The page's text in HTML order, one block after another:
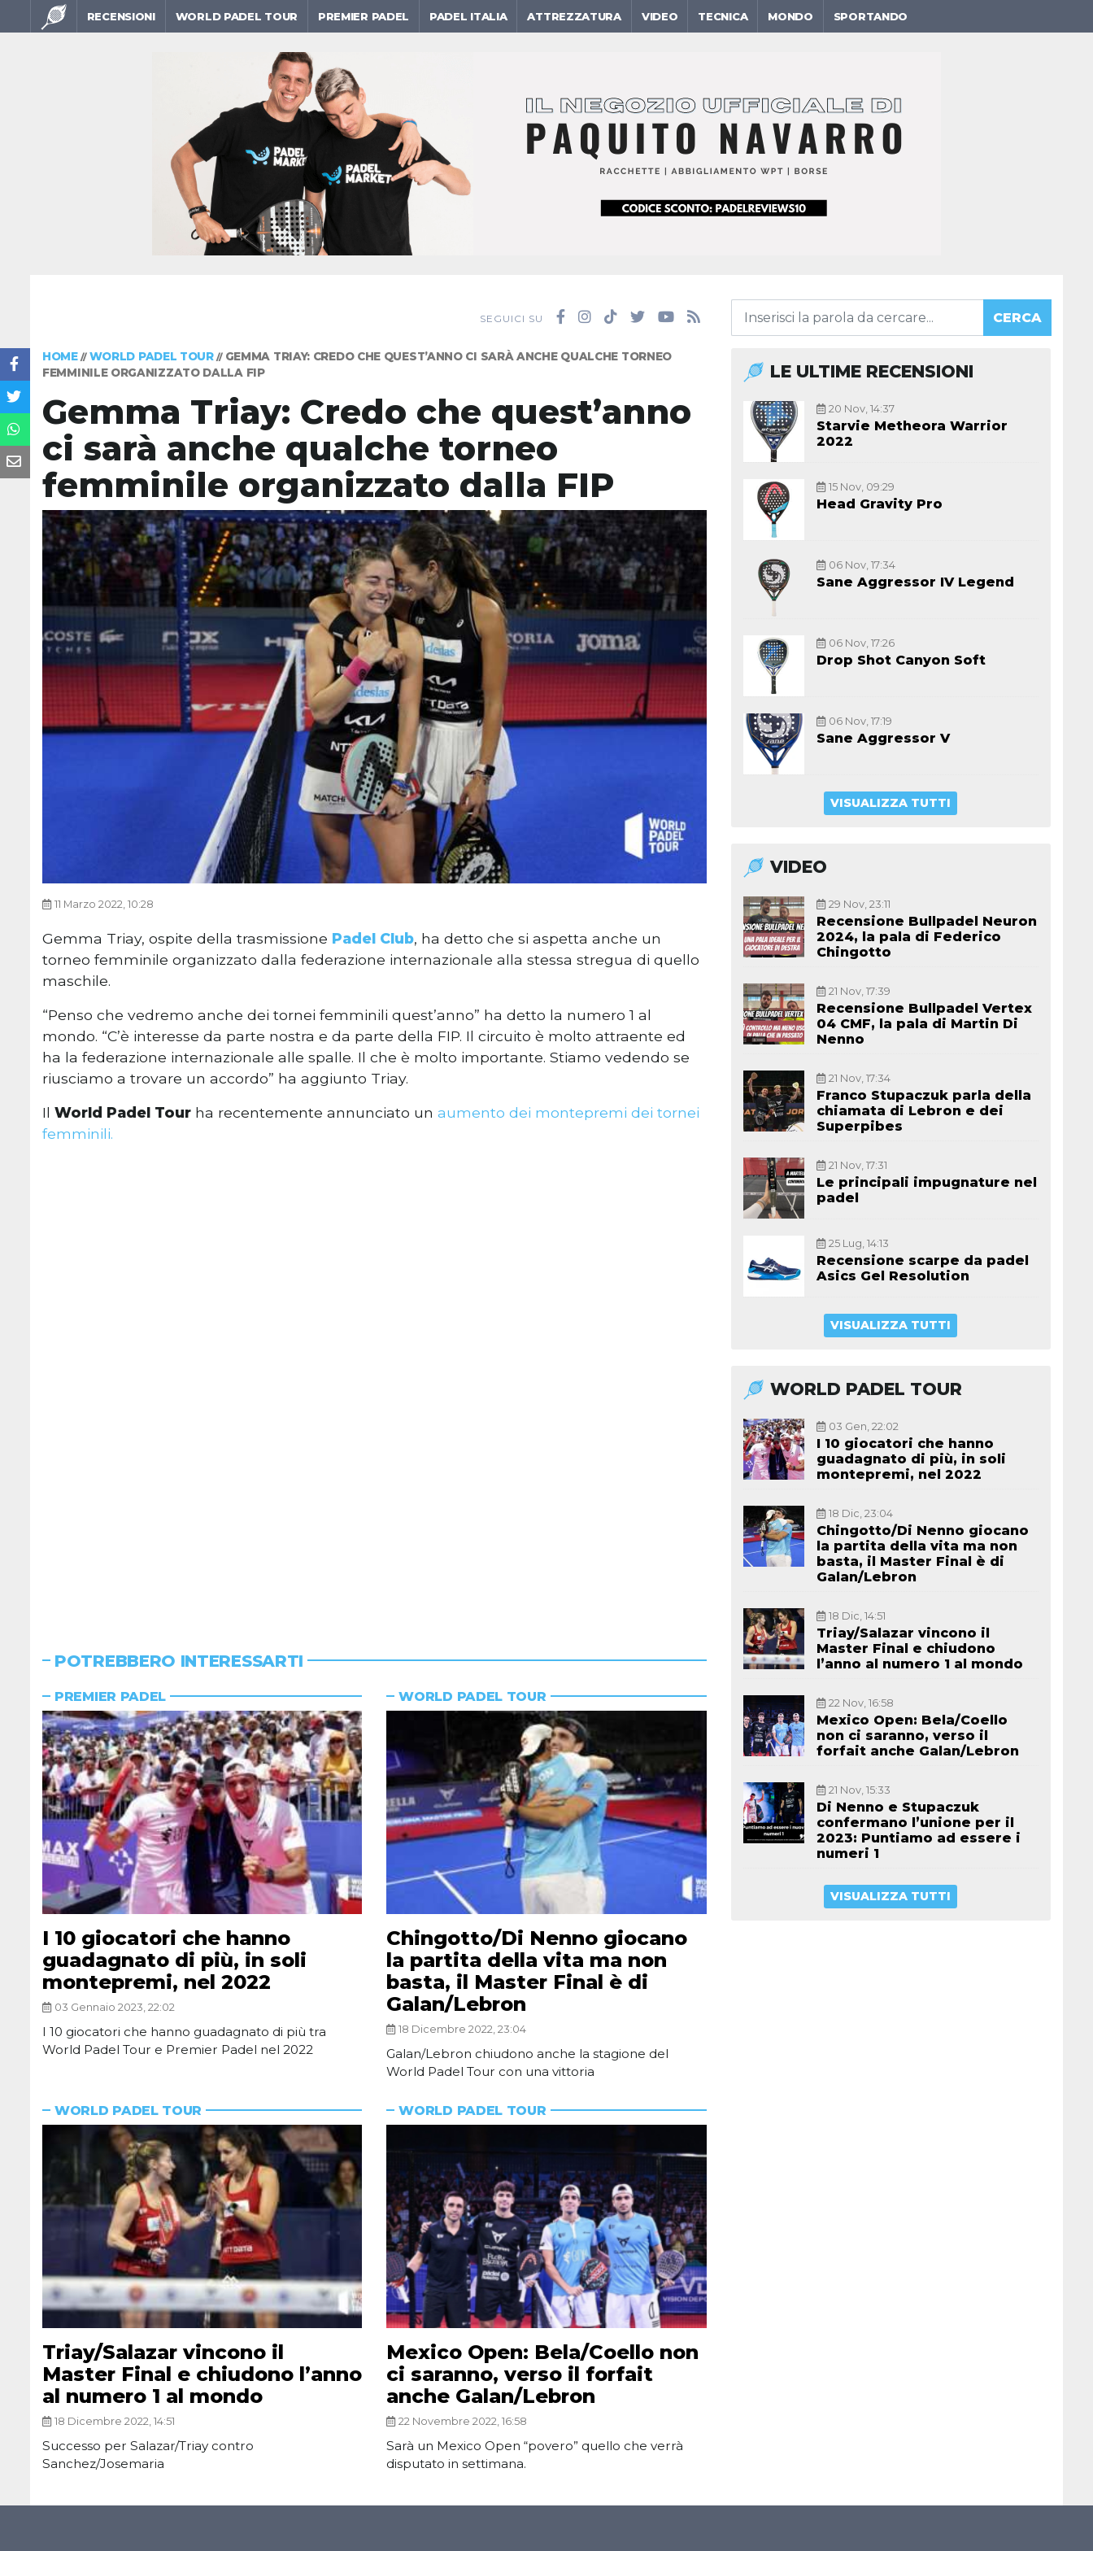
RECENSIONI WORLD PADEL TOUR PREMIER PADEL PADEL ITALIA ATTREZZATURA VIDEO TECNICA MONDO SPORTANDO
SEGUICI SU CERCA
HOME// WORLD PADEL TOUR// GEMMA TRIAY: CREDO CHE QUEST’ANNO CI SARÀ ANCHE QUALCHE TORNEO
FEMMINILE ORGANIZZATO DALLA FIP
Gemma Triay: Credo che quest’anno
ci sarà anche qualche torneo
femminile organizzato dalla FIP
11 Marzo 2022, 10:28
Gemma Triay, ospite della trasmissione Padel Club, ha detto che si aspetta anche un
torneo femminile organizzato dalla federazione internazionale alla stessa stregua di quello
maschile.
“Penso che vedremo anche dei tornei femminili quest’anno” ha detto la numero 1 al
mondo. “C’è interesse da parte nostra e da parte della FIP. Il circuito è molto attraente ed
ha la federazione internazionale alle spalle. Il che è molto importante. Stiamo vedendo se
riusciamo a trovare un accordo” ha aggiunto Triay.
Il World Padel Tour ha recentemente annunciato un aumento dei montepremi dei tornei
femminili.
POTREBBERO INTERESSARTI
PREMIER PADEL
I 10 giocatori che hanno
guadagnato di più, in soli
montepremi, nel 2022
03 Gennaio 2023, 22:02
I 10 giocatori che hanno guadagnato di più tra
World Padel Tour e Premier Padel nel 2022
WORLD PADEL TOUR
Chingotto/Di Nenno giocano
la partita della vita ma non
basta, il Master Final è di
Galan/Lebron
18 Dicembre 2022, 23:04
Galan/Lebron chiudono anche la stagione del
World Padel Tour con una vittoria
WORLD PADEL TOUR
Triay/Salazar vincono il
Master Final e chiudono l’anno
al numero 1 al mondo
18 Dicembre 2022, 14:51
Successo per Salazar/Triay contro
Sanchez/Josemaria
WORLD PADEL TOUR
Mexico Open: Bela/Coello non
ci saranno, verso il forfait
anche Galan/Lebron
22 Novembre 2022, 16:58
Sarà un Mexico Open “povero” quello che verrà
disputato in settimana.
LE ULTIME RECENSIONI
20 Nov, 14:37
Starvie Metheora Warrior
2022
15 Nov, 09:29
Head Gravity Pro
06 Nov, 17:34
Sane Aggressor IV Legend
06 Nov, 17:26
Drop Shot Canyon Soft
06 Nov, 17:19
Sane Aggressor V
VISUALIZZA TUTTI
VIDEO
29 Nov, 23:11
Recensione Bullpadel Neuron
2024, la pala di Federico
Chingotto
21 Nov, 17:39
Recensione Bullpadel Vertex
04 CMF, la pala di Martin Di
Nenno
21 Nov, 17:34
Franco Stupaczuk parla della
chiamata di Lebron e dei
Superpibes
21 Nov, 17:31
Le principali impugnature nel
padel
25 Lug, 14:13
Recensione scarpe da padel
Asics Gel Resolution
VISUALIZZA TUTTI
WORLD PADEL TOUR
03 Gen, 22:02
I 10 giocatori che hanno
guadagnato di più, in soli
montepremi, nel 2022
18 Dic, 23:04
Chingotto/Di Nenno giocano
la partita della vita ma non
basta, il Master Final è di
Galan/Lebron
18 Dic, 14:51
Triay/Salazar vincono il
Master Final e chiudono
l’anno al numero 1 al mondo
22 Nov, 16:58
Mexico Open: Bela/Coello
non ci saranno, verso il
forfait anche Galan/Lebron
21 Nov, 15:33
Di Nenno e Stupaczuk
confermano l’unione per il
2023: Puntiamo ad essere i
numeri 1
VISUALIZZA TUTTI